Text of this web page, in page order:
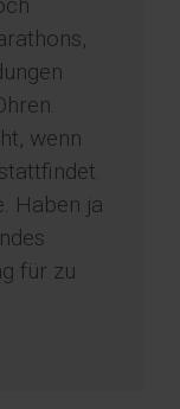
wenn
Haben ja
für zu